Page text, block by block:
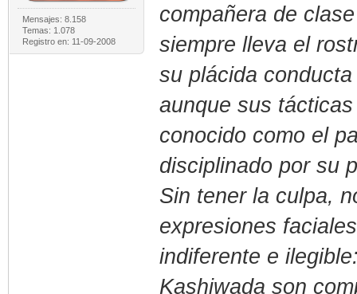
Mensajes: 8.158
Temas: 1.078
Registro en: 11-09-2008
compañera de
siempre lleva el
su plácida
aunque sus
conocido como el
disciplinado por su
Sin tener la culpa,
expresiones
indiferente e
Kashiwada son